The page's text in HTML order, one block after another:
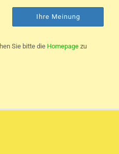
Ihre Meinung
Sie bitte die Homepage zu